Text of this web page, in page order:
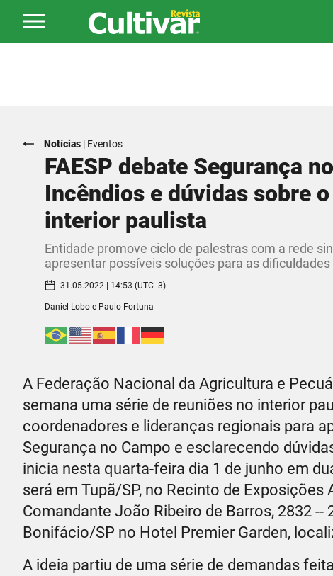
Notícias | Eventos
FAESP debate Segurança
Incêndios e dúvidas sobre
interior paulista
Entidade promove ciclo de palestras com a rede
apresentar possíveis soluções para as
31.05.2022 | 14:53 (UTC -3)
Daniel Lobo e Paulo Fortuna
A Federação Nacional da Agricultura e
semana uma série de reuniões no interior
coordenadores e lideranças regionais para
Segurança no Campo e esclarecendo
inicia nesta quarta-feira dia 1 de junho em
será em Tupã/SP, no Recinto de
Comandante João Ribeiro de Barros, 2832
Bonifácio/SP no Hotel Premier Garden,
A ideia partiu de uma série de demandas